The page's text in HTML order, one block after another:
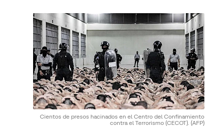
Cientos de presos hacinados en el Centro del Confinamiento
contra el Terrorismo (CECOT). (AFP)